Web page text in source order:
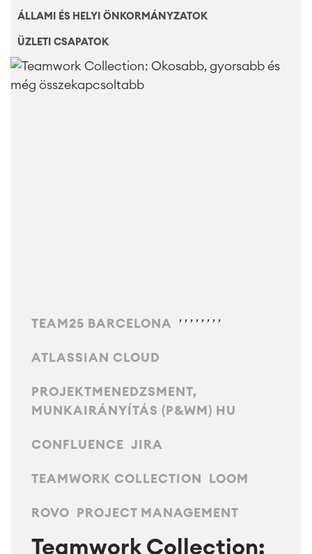
Agile & DevOps
Technikai dokumentációk
ÁLLAMI ÉS HELYI ÖNKORMÁNYZATOK
ÜZLETI CSAPATOK
TEAM25 BARCELONA
,
ATLASSIAN CLOUD
,
PROJEKTMENEDZSMENT,
MUNKAIRÁNYÍTÁS (P&WM) HU
,
CONFLUENCE
,
JIRA
,
TEAMWORK COLLECTION
,
LOOM
,
ROVO
,
PROJECT MANAGEMENT
Teamwork Collection: